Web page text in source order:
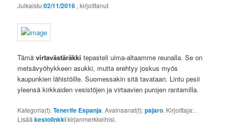
Julkaistu02/11/2016 , kirjoittanut
Tämävirtavästäräkki tepasteli uima-altaamme reunalla. Se on
metsävyöhykkeen asukki, mutta erehtyy joskus myös
kaupunkien lähistöille. Suomessakin sitä tavataan. Lintu pesii
yleensä kirkkaiden vesistöjen ja virtaavien purojen rantamilla.
Kategoria(t):Tenerife Espanja. Avainsanat(t):pajaro. Kirjoittaja: .
Lisääkestolinkkikirjanmerkkeihisi.